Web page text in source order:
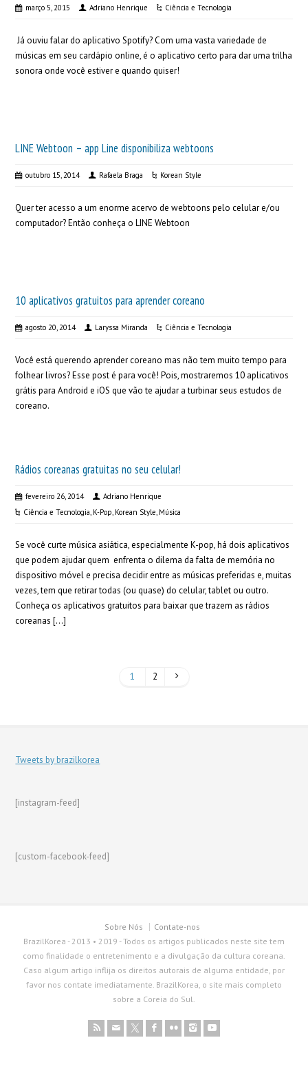
março 5, 2015 Adriano Henrique Ciência e Tecnologia
Já ouviu falar do aplicativo Spotify? Com uma vasta variedade de
músicas em seu cardápio online, é o aplicativo certo para dar uma trilha
sonora onde você estiver e quando quiser!
LINE Webtoon – app Line disponibiliza webtoons
outubro 15, 2014 Rafaela Braga Korean Style
Quer ter acesso a um enorme acervo de webtoons pelo celular e/ou
computador? Então conheça o LINE Webtoon
10 aplicativos gratuitos para aprender coreano
agosto 20, 2014 Laryssa Miranda Ciência e Tecnologia
Você está querendo aprender coreano mas não tem muito tempo para
folhear livros? Esse post é para você! Pois, mostraremos 10 aplicativos
grátis para Android e iOS que vão te ajudar a turbinar seus estudos de
coreano.
Rádios coreanas gratuitas no seu celular!
fevereiro 26, 2014
Adriano Henrique
Ciência e Tecnologia, K-Pop, Korean Style, Música
Se você curte música asiática, especialmente K-pop, há dois aplicativos
que podem ajudar quem enfrenta o dilema da falta de memória no
dispositivo móvel e precisa decidir entre as músicas preferidas e, muitas
vezes, tem que retirar todas (ou quase) do celular, tablet ou outro.
Conheça os aplicativos gratuitos para baixar que trazem as rádios
coreanas […]
1 2
Tweets by brazilkorea
[instagram-feed]
[custom-facebook-feed]
Sobre Nós
Contate-nos
BrazilKorea - 2013 • 2019 - Todos os artigos publicados neste site tem
como finalidade o entretenimento e a divulgação da cultura coreana.
Caso algum artigo inflija os direitos autorais de alguma entidade, por
favor nos contate imediatamente. BrazilKorea, o site mais completo
sobre a Coreia do Sul.